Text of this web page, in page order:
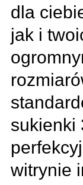
dla
jak i
sukienki
witrynie